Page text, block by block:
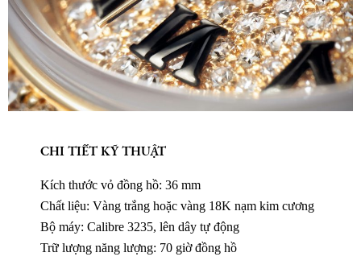
CHI TIẾT KỸ THUẬT
Kích thước vỏ đồng hồ: 36 mm
Chất liệu: Vàng trắng hoặc vàng 18K nạm kim cương
Bộ máy: Calibre 3235, lên dây tự động
Trữ lượng năng lượng: 70 giờ đồng hồ